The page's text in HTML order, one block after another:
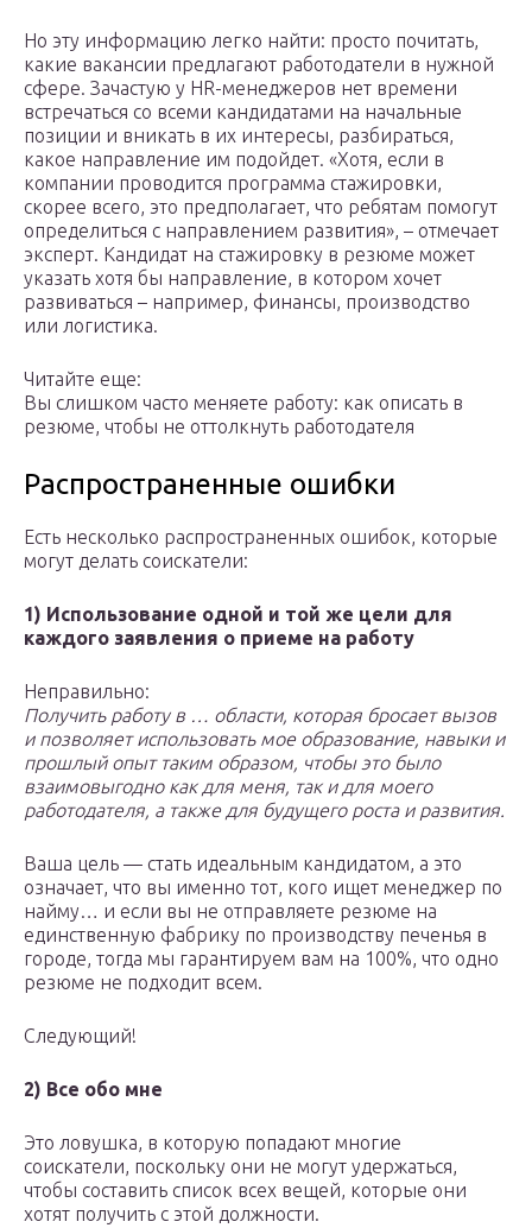
Но эту информацию легко найти: просто почитать,
какие вакансии предлагают работодатели в нужной
сфере. Зачастую у HR-менеджеров нет времени
встречаться со всеми кандидатами на начальные
позиции и вникать в их интересы, разбираться,
какое направление им подойдет. «Хотя, если в
компании проводится программа стажировки,
скорее всего, это предполагает, что ребятам помогут
определиться с направлением развития», – отмечает
эксперт. Кандидат на стажировку в резюме может
указать хотя бы направление, в котором хочет
развиваться – например, финансы, производство
или логистика.
Читайте еще:
Вы слишком часто меняете работу: как описать в
резюме, чтобы не оттолкнуть работодателя
Распространенные ошибки
Есть несколько распространенных ошибок, которые
могут делать соискатели:
1) Использование одной и той же цели для
каждого заявления о приеме на работу
Неправильно:
Получить работу в … области, которая бросает вызов
и позволяет использовать мое образование, навыки и
прошлый опыт таким образом, чтобы это было
взаимовыгодно как для меня, так и для моего
работодателя, а также для будущего роста и развития.
Ваша цель — стать идеальным кандидатом, а это
означает, что вы именно тот, кого ищет менеджер по
найму… и если вы не отправляете резюме на
единственную фабрику по производству печенья в
городе, тогда мы гарантируем вам на 100%, что одно
резюме не подходит всем.
Следующий!
2) Все обо мне
Это ловушка, в которую попадают многие
соискатели, поскольку они не могут удержаться,
чтобы составить список всех вещей, которые они
хотят получить с этой должности.